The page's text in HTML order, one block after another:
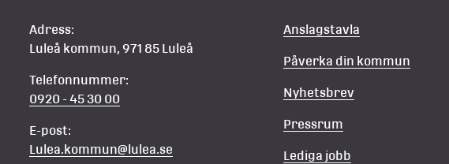
Adress:
Luleå kommun, 971 85 Luleå
Telefonnummer:
0920 - 45 30 00
E-post:
Lulea.kommun@lulea.se
Anslagstavla
Påverka din kommun
Nyhetsbrev
Pressrum
Lediga jobb